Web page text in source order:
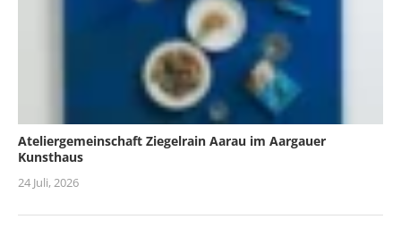
Ateliergemeinschaft Ziegelrain Aarau im Aargauer
Kunsthaus
24 Juli, 2026